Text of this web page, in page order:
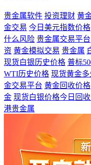
贵金属软件 投资理财 黄
金交易 今日美元指数价格
什么风险 贵金属交易平台
资 黄金模拟交易 贵金属
现货白银历史价格 普标
WTI历史价格 现货黄金
金交易平台 黄金回收价格
金 现货白银价格今日回
港贵金属